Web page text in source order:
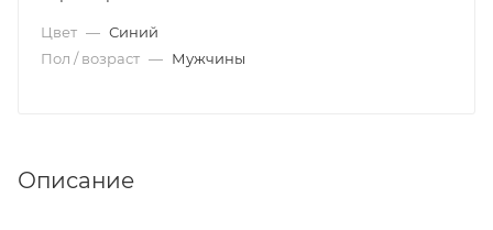
Цвет — Синий
Пол / возраст — Мужчины
Описание